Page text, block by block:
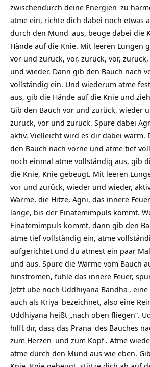
zwischendurch deine Energien zu
atme ein, richte dich dabei noch etwas
durch den Mund aus, beuge dabei die
Hände auf die Knie. Mit leeren Lungen
vor und zurück, vor, zurück, vor,
und wieder. Dann gib den Bauch nach
vollständig ein. Und wiederum atme
aus, gib die Hände auf die Knie und
Gib den Bauch vor und zurück, wieder
zurück, vor und zurück. Spüre dabei
aktiv. Vielleicht wird es dir dabei warm.
den Bauch nach vorne und atme tief
noch einmal atme vollständig aus, gib
die Knie, Knie gebeugt. Mit leeren
vor und zurück, wieder und wieder,
Wärme, die Hitze, Agni, das innere
lange, bis der Einatemimpuls kommt.
Einatemimpuls kommt, dann gib den
atme tief vollständig ein, atme
aufgerichtet und du atmest ein paar
und aus. Spüre die Wärme vom Bauch
hinströmen, fühle das innere Feuer,
Jetzt übe noch Uddhiyana Bandha ,
auch als Kriya bezeichnet, also eine
Uddhiyana heißt „nach oben fliegen“.
hilft dir, dass das Prana des Bauches
zum Herzen und zum Kopf . Atme
atme durch den Mund aus wie eben.